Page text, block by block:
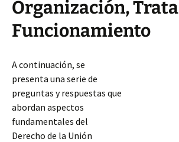
Organización,
Funcionamiento
A continuación, se
presenta una serie de
preguntas y respuestas que
abordan aspectos
fundamentales del
Derecho de la Unión